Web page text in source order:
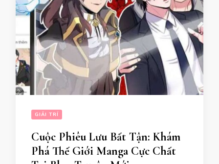
GIẢI TRÍ
Cuộc Phiêu Lưu Bất Tận: Khám
Phá Thế Giới Manga Cực Chất